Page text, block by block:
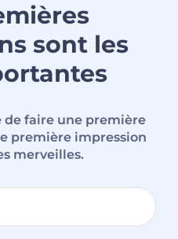
sont les
de faire une première
première impression
merveilles.